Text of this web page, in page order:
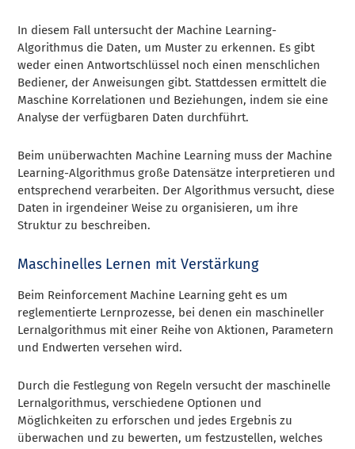
In diesem Fall untersucht der Machine Learning-
Algorithmus die Daten, um Muster zu erkennen. Es gibt
weder einen Antwortschlüssel noch einen menschlichen
Bediener, der Anweisungen gibt. Stattdessen ermittelt die
Maschine Korrelationen und Beziehungen, indem sie eine
Analyse der verfügbaren Daten durchführt.
Beim unüberwachten Machine Learning muss der Machine
Learning-Algorithmus große Datensätze interpretieren und
entsprechend verarbeiten. Der Algorithmus versucht, diese
Daten in irgendeiner Weise zu organisieren, um ihre
Struktur zu beschreiben.
Maschinelles Lernen mit Verstärkung
Beim Reinforcement Machine Learning geht es um
reglementierte Lernprozesse, bei denen ein maschineller
Lernalgorithmus mit einer Reihe von Aktionen, Parametern
und Endwerten versehen wird.
Durch die Festlegung von Regeln versucht der maschinelle
Lernalgorithmus, verschiedene Optionen und
Möglichkeiten zu erforschen und jedes Ergebnis zu
überwachen und zu bewerten, um festzustellen, welches